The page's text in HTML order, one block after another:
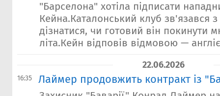
"Барселона" хотіла підписати
Кейна.Каталонський клуб
дізнатися, чи готовий він покинути
літа.Кейн відповів відмовою —
22.06.2026
16:35 Лаймер продовжить контракт із